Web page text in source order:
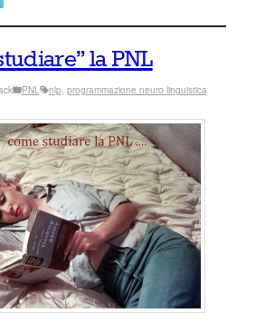
la PNL
PNL nlp, programmazione neuro linguistica